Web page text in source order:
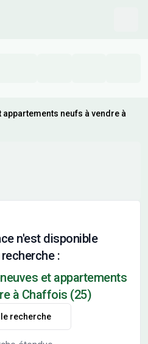
neufs à vendre à
n'est disponible
:
et appartements
à Chaffois (25)
recherche